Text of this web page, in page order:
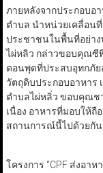
ภายหลังจากประกอบอ
ตำบล นำหน่วยเคลื่อน
ประชาชนในพื้นที่อย่าง
ไผ่หลิว กล่าวขอบคุณซี
ดอนพุดที่ประสบอุทกภัย
วัตถุดิบประกอบอาหาร
ตำบลไผ่หลิ่ว ขอบคุณช
เนื่อง อาหารที่มอบให้ถื
สถานการณ์นี้ไปด้วยกัน
โครงการ “CPF ส่งอา